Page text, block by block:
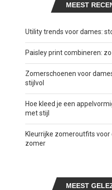
MEEST
Utility trends voor dames:
Paisley print combineren:
Zomerschoenen voor
stijlvol
Hoe kleed je een
met stijl
Kleurrijke zomeroutfits
zomer
MEEST